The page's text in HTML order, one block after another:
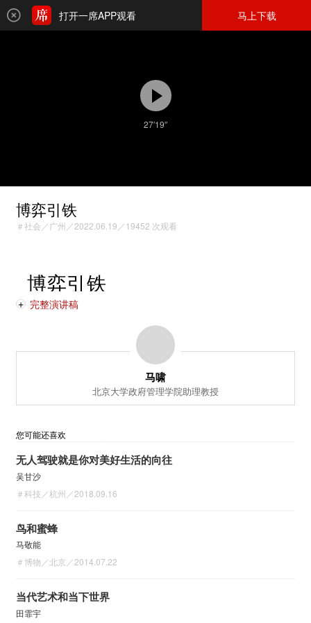
打开一席APP观看 马上下载
27′19″
博弈引铁
＃社会／广州／2022.06.19／19452 次观看
博弈引铁
2022.06.19 广州
大家下午好，我叫马啸，是一名政治学者，我的研
究关心政治是如何影响经济的。今天我想和大家分
享一下过去几年我做的关于中国高铁的研究。
2004年初，国务院公布了中长期铁路规划，开启了
速遍及了中国除了西藏以外的所有省份。
到去年年底，中国高铁的通车里程已经达到了4万
公里，这个数字是除了中国以外，所有国家高铁通
车里程之和的两倍。可以说中国高铁是人类历史上
规模最为巨大的基础设施项目。
为什么有的地方更早建高铁、有更
完整演讲稿
马啸
北京大学政府管理学院助理教授
您可能还喜欢
无人驾驶就是你对美好生活的向往
吴甘沙
＃科技／杭州／2018.09.16
鸟和蜜蜂
马敬能
＃博物／北京／2014.07.22
当代艺术和当下世界
田霏宇